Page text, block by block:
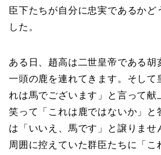
臣下たちが自分に忠実であるかど
した。
ある日、趙高は二世皇帝である胡
一頭の鹿を連れてきます。そして
れは馬でございます」と言って献
笑って「これは鹿ではないか」と
は「いいえ、馬です」と譲りませ
周囲に控えていた群臣たちに「こ